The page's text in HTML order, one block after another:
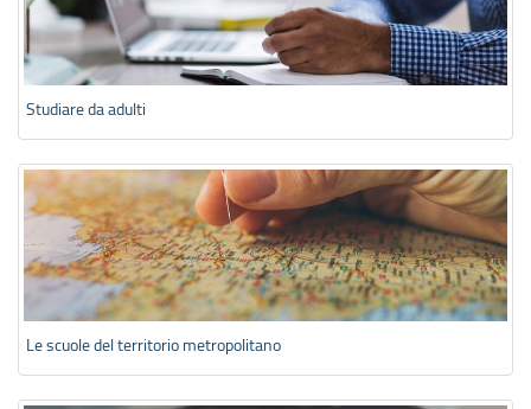
Studiare da adulti
Le scuole del territorio metropolitano